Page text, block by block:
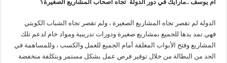
أم يوسف ..مارأيك في دور الدولة تجاه أصحاب المشاريع الصغيرة؟
الدولة لم تقصر تجاه المشاريع الصغيرة ، ولم تقصر تجاه الشباب الكويتي
فهي تمد يدها للجميع بمشاريع صغيرة ودورات تدريبية ومواد خام لدعم تلك
المشاريع وفتح الأبواب المغلقة أمام الجميع للعمل والكسب ، وللمساهمة في
الحد من البطالة من خلال توفير فرص عمل بشكل مستمر وبتكلفة منخفضة